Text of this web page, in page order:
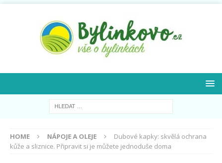
HOME NÁPOJE A OLEJE
Dubové kapky: skvělá ochrana
kůže a sliznice. Připravit si je můžete jednoduše doma